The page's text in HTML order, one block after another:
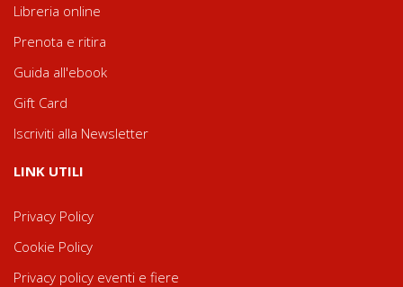
Libreria online
Prenota e ritira
Guida all'ebook
Gift Card
Iscriviti alla Newsletter
LINK UTILI
Privacy Policy
Cookie Policy
Privacy policy eventi e fiere